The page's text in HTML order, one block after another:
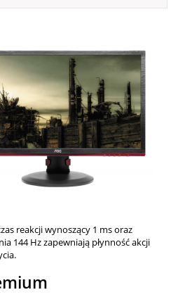
reakcji wynoszący 1 ms oraz
144 Hz zapewniają płynność akcji